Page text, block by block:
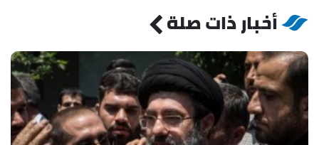
أخبار ذات صلة